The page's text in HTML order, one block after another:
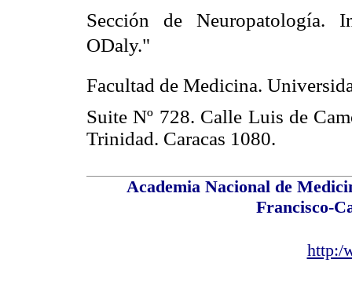
Sección de Neuropatología.
ODaly."
Facultad de Medicina.
Suite Nº 728. Calle Luis de
Trinidad. Caracas 1080.
Academia Nacional de
Francisco-
http:/